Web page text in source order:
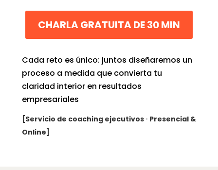
CHARLA GRATUITA DE 30 MIN
Cada reto es único: juntos diseñaremos un
proceso a medida que convierta tu
claridad interior en resultados
empresariales
[Servicio de coaching ejecutivos· Presencial &
Online]